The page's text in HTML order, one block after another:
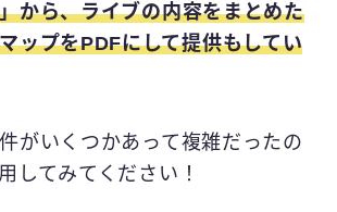
から、ライブの内容をまとめた
ップをPDFにして提供もしてい
がいくつかあって複雑だったの
してみてください！